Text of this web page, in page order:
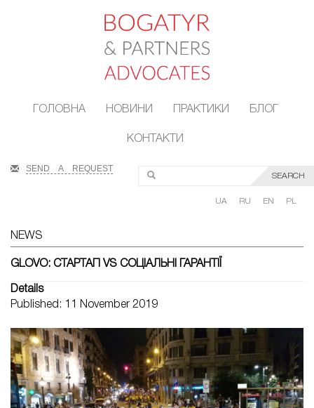
ГОЛОВНА НОВИНИ ПРАКТИКИ БЛОГ
КОНТАКТИ
SEND A REQUEST
SEARCH
UA RU EN PL
NEWS
GLOVO: СТАРТАП VS СОЦІАЛЬНІ ГАРАНТІЇ
Details
Published: 11 November 2019